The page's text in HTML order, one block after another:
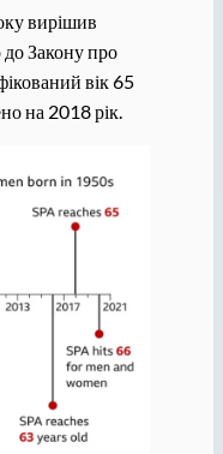
вирішив
Закону про
вік 65
на 2018 рік.